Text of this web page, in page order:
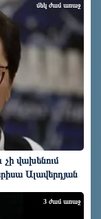
չի վախենում
Ալավերդյան
մեկ ժամ առաջ
3 ժամ առաջ